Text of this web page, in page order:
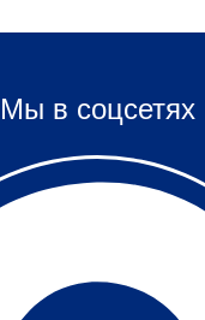
Мы в соцсетях